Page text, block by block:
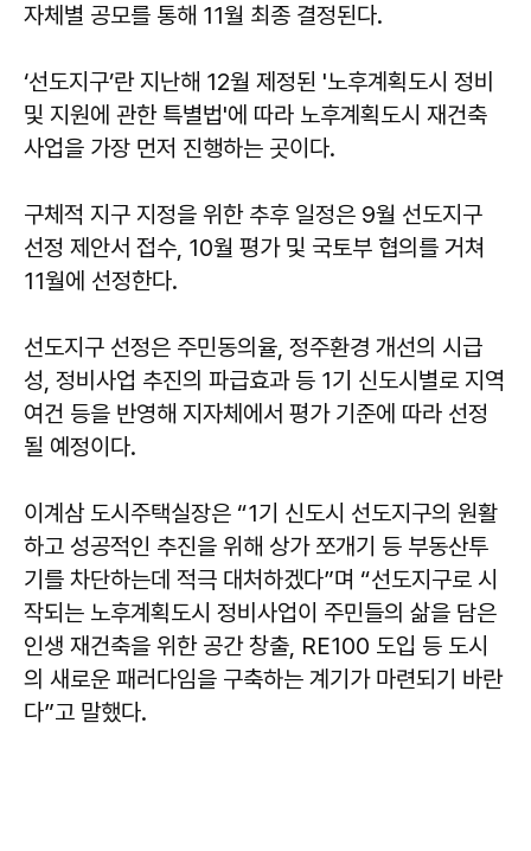
자체별 공모를 통해 11월 최종 결정된다.
‘선도지구’란 지난해 12월 제정된 '노후계획도시 정비
및 지원에 관한 특별법'에 따라 노후계획도시 재건축
사업을 가장 먼저 진행하는 곳이다.
구체적 지구 지정을 위한 추후 일정은 9월 선도지구
선정 제안서 접수, 10월 평가 및 국토부 협의를 거쳐
11월에 선정한다.
선도지구 선정은 주민동의율, 정주환경 개선의 시급
성, 정비사업 추진의 파급효과 등 1기 신도시별로 지역
여건 등을 반영해 지자체에서 평가 기준에 따라 선정
될 예정이다.
이계삼 도시주택실장은 “1기 신도시 선도지구의 원활
하고 성공적인 추진을 위해 상가 쪼개기 등 부동산투
기를 차단하는데 적극 대처하겠다”며 “선도지구로 시
작되는 노후계획도시 정비사업이 주민들의 삶을 담은
인생 재건축을 위한 공간 창출, RE100 도입 등 도시
의 새로운 패러다임을 구축하는 계기가 마련되기 바란
다”고 말했다.